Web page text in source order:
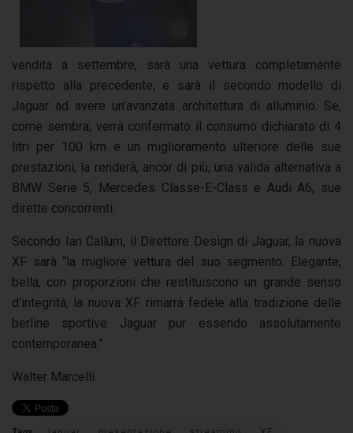
vendita a settembre, sarà una vettura completamente
rispetto alla precedente, e sarà il secondo modello di
Jaguar ad avere un’avanzata architettura di alluminio. Se,
come sembra, verrà confermato il consumo dichiarato di 4
litri per 100 km e un miglioramento ulteriore delle sue
prestazioni, la renderà, ancor di più, una valida alternativa a
BMW Serie 5, Mercedes Classe-E-Class e Audi A6, sue
dirette concorrenti.
Secondo Ian Callum, il Direttore Design di Jaguar, la nuova
XF sarà “la migliore vettura del suo segmento. Elegante,
bella, con proporzioni che restituiscono un grande senso
d’integrità, la nuova XF rimarrà fedele alla tradizione delle
berline sportive Jaguar pur essendo assolutamente
contemporanea.”
Walter Marcelli